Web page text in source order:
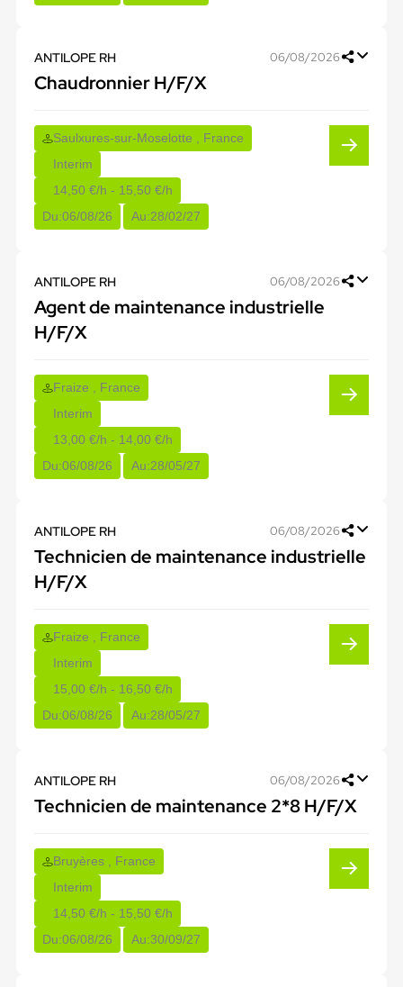
ANTILOPE RH 06/08/2026
Chaudronnier H/F/X
Saulxures-sur-Moselotte , France
Interim
14,50 €/h - 15,50 €/h
Du:06/08/26 Au:28/02/27
ANTILOPE RH 06/08/2026
Agent de maintenance industrielle
H/F/X
Fraize , France
Interim
13,00 €/h - 14,00 €/h
Du:06/08/26 Au:28/05/27
ANTILOPE RH 06/08/2026
Technicien de maintenance industrielle
H/F/X
Fraize , France
Interim
15,00 €/h - 16,50 €/h
Du:06/08/26 Au:28/05/27
ANTILOPE RH 06/08/2026
Technicien de maintenance 2*8 H/F/X
Bruyères , France
Interim
14,50 €/h - 15,50 €/h
Du:06/08/26 Au:30/09/27